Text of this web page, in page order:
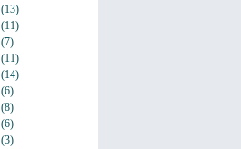
(13)
(11)
(7)
(11)
(14)
(6)
(8)
(6)
(3)